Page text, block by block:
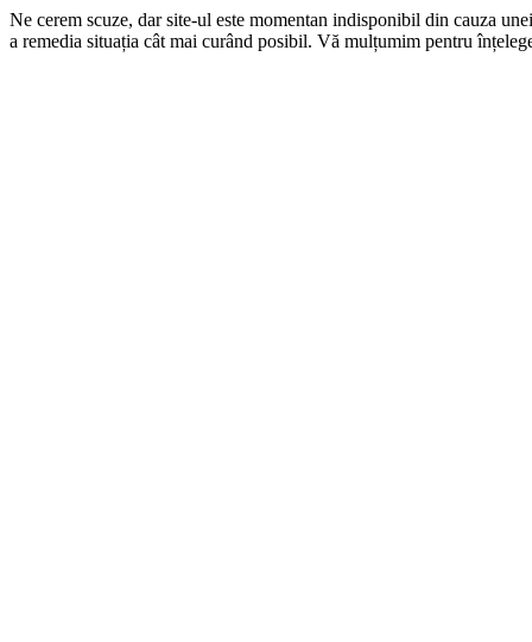
Ne cerem scuze, dar site-ul este momentan indisponibil din cauza
a remedia situația cât mai curând posibil. Vă mulțumim pentru